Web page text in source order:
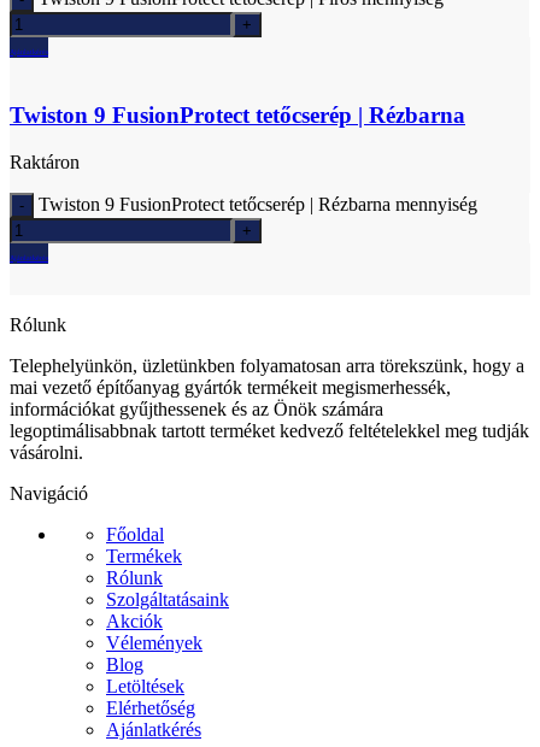
Ajánlatkérés
Twiston 9 FusionProtect tetőcserép | Rézbarna
Raktáron
Twiston 9 FusionProtect tetőcserép | Rézbarna mennyiség
Ajánlatkérés
Rólunk
Telephelyünkön, üzletünkben folyamatosan arra törekszünk, hogy a
mai vezető építőanyag gyártók termékeit megismerhessék,
információkat gyűjthessenek és az Önök számára
legoptimálisabbnak tartott terméket kedvező feltételekkel meg tudják
vásárolni.
Navigáció
Főoldal
Termékek
Rólunk
Szolgáltatásaink
Akciók
Vélemények
Blog
Letöltések
Elérhetőség
Ajánlatkérés